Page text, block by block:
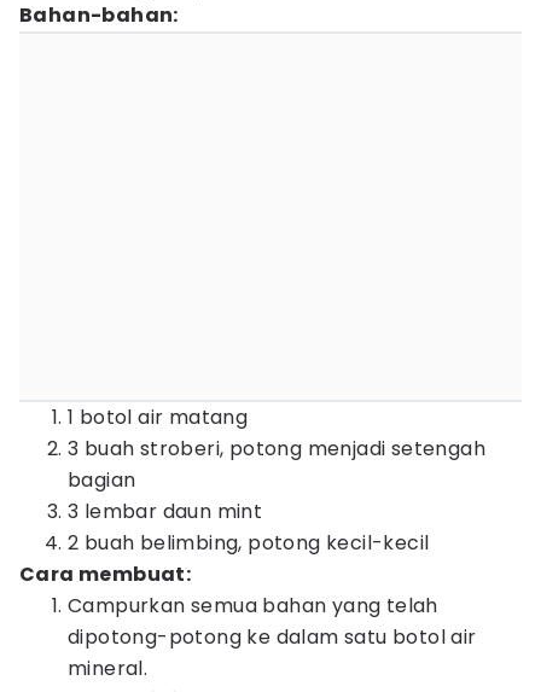
Bahan-bahan:
1 botol air matang
3 buah stroberi, potong menjadi setengah
bagian
3 lembar daun mint
2 buah belimbing, potong kecil-kecil
Cara membuat:
Campurkan semua bahan yang telah
dipotong-potong ke dalam satu botol air
mineral.